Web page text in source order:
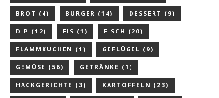
BROT (4) BURGER (14) DESSERT (9)
DIP (12) EIS (1) FISCH (20)
FLAMMKUCHEN (1) GEFLÜGEL (9)
GEMÜSE (56) GETRÄNKE (1)
HACKGERICHTE (3) KARTOFFELN (23)